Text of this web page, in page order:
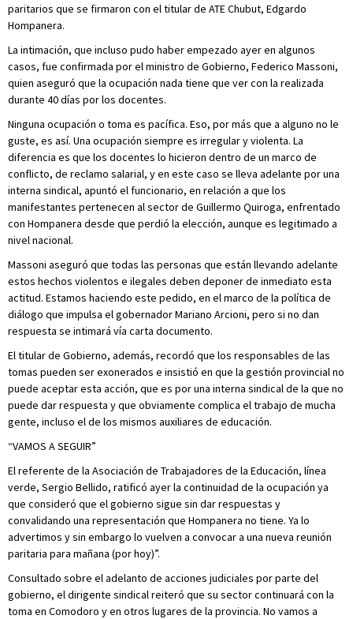
paritarios que se firmaron con el titular de ATE Chubut, Edgardo
Hompanera.
La intimación, que incluso pudo haber empezado ayer en algunos
casos, fue confirmada por el ministro de Gobierno, Federico Massoni,
quien aseguró que la ocupación nada tiene que ver con la realizada
durante 40 días por los docentes.
Ninguna ocupación o toma es pacífica. Eso, por más que a alguno no le
guste, es así. Una ocupación siempre es irregular y violenta. La
diferencia es que los docentes lo hicieron dentro de un marco de
conflicto, de reclamo salarial, y en este caso se lleva adelante por una
interna sindical, apuntó el funcionario, en relación a que los
manifestantes pertenecen al sector de Guillermo Quiroga, enfrentado
con Hompanera desde que perdió la elección, aunque es legitimado a
nivel nacional.
Massoni aseguró que todas las personas que están llevando adelante
estos hechos violentos e ilegales deben deponer de inmediato esta
actitud. Estamos haciendo este pedido, en el marco de la política de
diálogo que impulsa el gobernador Mariano Arcioni, pero si no dan
respuesta se intimará vía carta documento.
El titular de Gobierno, además, recordó que los responsables de las
tomas pueden ser exonerados e insistió en que la gestión provincial no
puede aceptar esta acción, que es por una interna sindical de la que no
puede dar respuesta y que obviamente complica el trabajo de mucha
gente, incluso el de los mismos auxiliares de educación.
“VAMOS A SEGUIR”
El referente de la Asociación de Trabajadores de la Educación, línea
verde, Sergio Bellido, ratificó ayer la continuidad de la ocupación ya
que consideró que el gobierno sigue sin dar respuestas y
convalidando una representación que Hompanera no tiene. Ya lo
advertimos y sin embargo lo vuelven a convocar a una nueva reunión
paritaria para mañana (por hoy)”.
Consultado sobre el adelanto de acciones judiciales por parte del
gobierno, el dirigente sindical reiteró que su sector continuará con la
toma en Comodoro y en otros lugares de la provincia. No vamos a